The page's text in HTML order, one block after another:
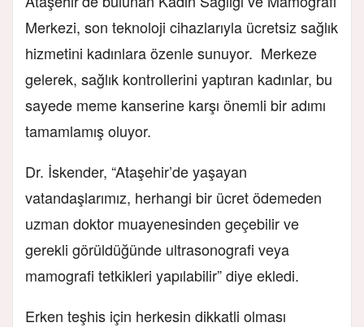
Merkezi, son teknoloji cihazlarıyla ücretsiz sağlık
hizmetini kadınlara özenle sunuyor. Merkeze
gelerek, sağlık kontrollerini yaptıran kadınlar, bu
sayede meme kanserine karşı önemli bir adımı
tamamlamış oluyor.
Dr. İskender, “Ataşehir’de yaşayan
vatandaşlarımız, herhangi bir ücret ödemeden
uzman doktor muayenesinden geçebilir ve
gerekli görüldüğünde ultrasonografi veya
mamografi tetkikleri yapılabilir” diye ekledi.
Erken teşhis için herkesin dikkatli olması